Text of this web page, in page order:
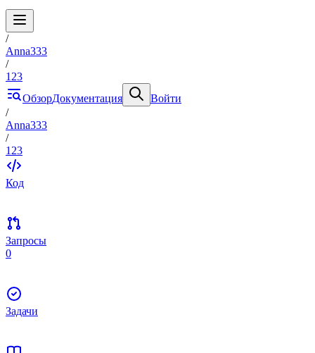
/
Anna333
/
123
ОбзорДокументация
Войти
/
Anna333
/
123
Код
Запросы
0
Задачи